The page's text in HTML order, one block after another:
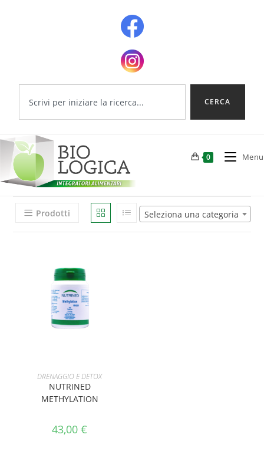
CERCA
0 Menu
Seleziona una categoria
Prodotti
AGGIUNGI AL CARRELLO
DRENAGGIO E DETOX
NUTRINED
METHYLATION
43,00€